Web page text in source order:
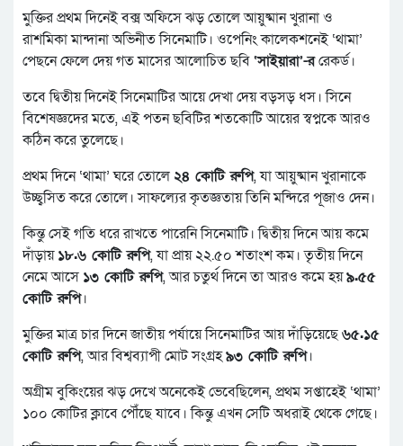
মুক্তির প্রথম দিনেই বক্স অফিসে ঝড় তোলে আয়ুষ্মান খুরানা ও
রাশমিকা মান্দানা অভিনীত সিনেমাটি। ওপেনিং কালেকশনেই ‘থামা’
পেছনে ফেলে দেয় গত মাসের আলোচিত ছবি‘সাইয়ারা’-ররেকর্ড।
তবে দ্বিতীয় দিনেই সিনেমাটির আয়ে দেখা দেয় বড়সড় ধস। সিনে
বিশেষজ্ঞদের মতে, এই পতন ছবিটির শতকোটি আয়ের স্বপ্নকে আরও
কঠিন করে তুলেছে।
প্রথম দিনে ‘থামা’ ঘরে তোলে ২৪ কোটি রুপি, যা আয়ুষ্মান খুরানাকে
উচ্ছ্বসিত করে তোলে। সাফল্যের কৃতজ্ঞতায় তিনি মন্দিরে পূজাও দেন।
কিন্তু সেই গতি ধরে রাখতে পারেনি সিনেমাটি। দ্বিতীয় দিনে আয় কমে
দাঁড়ায়১৮.৬ কোটি রুপি, যা প্রায় ২২.৫০ শতাংশ কম। তৃতীয় দিনে
নেমে আসে ১৩ কোটি রুপি, আর চতুর্থ দিনে তা আরও কমে হয়৯.৫৫
কোটি রুপি।
মুক্তির মাত্র চার দিনে জাতীয় পর্যায়ে সিনেমাটির আয় দাঁড়িয়েছে৬৫.১৫
কোটি রুপি, আর বিশ্বব্যাপী মোট সংগ্রহ৯৩ কোটি রুপি।
অগ্রীম বুকিংয়ের ঝড় দেখে অনেকেই ভেবেছিলেন, প্রথম সপ্তাহেই ‘থামা’
১০০ কোটির ক্লাবে পৌঁছে যাবে। কিন্তু এখন সেটি অধরাই থেকে গেছে।